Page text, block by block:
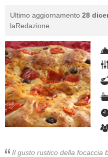
BIOGRAFIE
GASTRONOMIA
CAPELLI
SESSO
Ultimo aggiornamento 28
laRedazione.
Il gusto rustico della focaccia